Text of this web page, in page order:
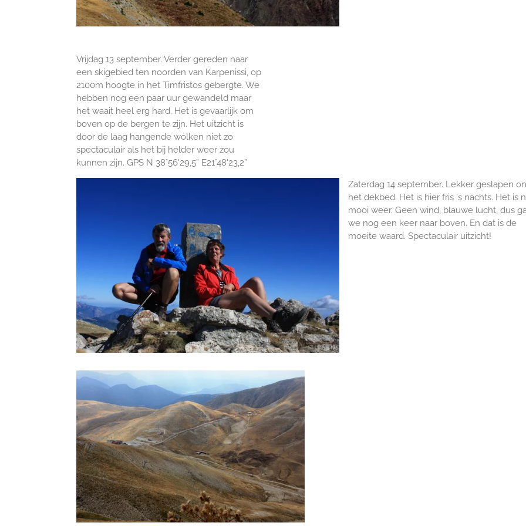
Vrijdag 13 september. Verder gereden naar
een skigebied ten noorden van Karpenissi, op
2100m hoogte in het Timfristos gebergte. We
hebben nog een paar uur gewandeld maar
het waait heel erg hard. Het is gevaarlijk om
boven op de bergen te zijn. Het uitzicht is
door de laag hangende wolken niet zo
spectaculair als het bij helder weer zou
kunnen zijn. GPS N 38°56'29,5” E21°48'23,2”
Zaterdag 14 september. Lekker geslapen
het dekbed. Het is hier fris 's nachts. Het is
mooi weer. Geen wind, blauwe lucht, dus
we nog een keer naar boven. En dat is de
moeite waard. Spectaculair uitzicht!